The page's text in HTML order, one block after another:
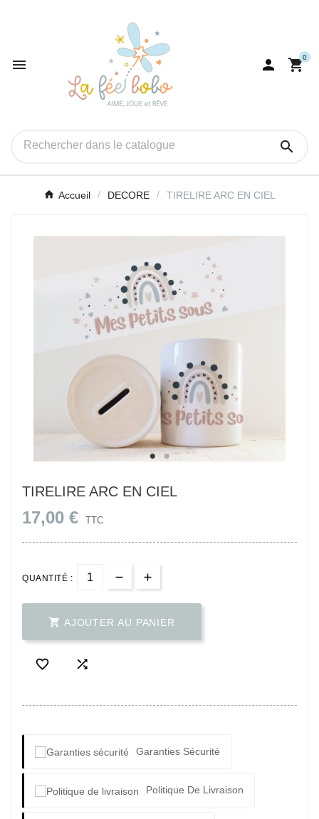
  0

Accueil DECORE TIRELIRE ARC EN CIEL
TIRELIRE ARC EN CIEL
17,00 € TTC
QUANTITÉ :
 AJOUTER AU PANIER
 
Garanties Sécurité
Politique De Livraison